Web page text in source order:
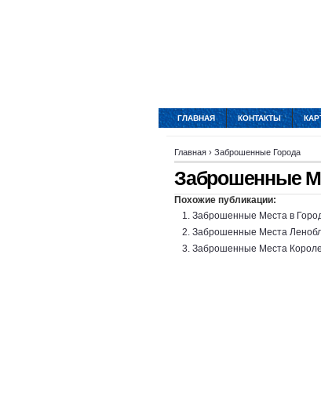
ГЛАВНАЯ КОНТАКТЫ
Главная › Заброшенные Города
Заброшенные
Похожие публикации:
Заброшенные Места в
Заброшенные Места
Заброшенные Места